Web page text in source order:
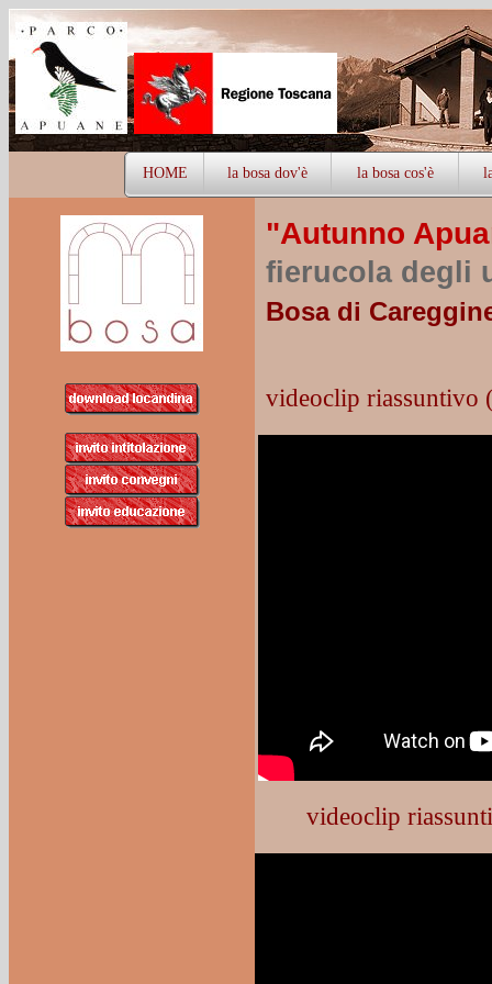
HOME la bosa dov'è la bosa cos'è
"Autunno
fierucola degli
Bosa di
videoclip riassuntivo
videoclip